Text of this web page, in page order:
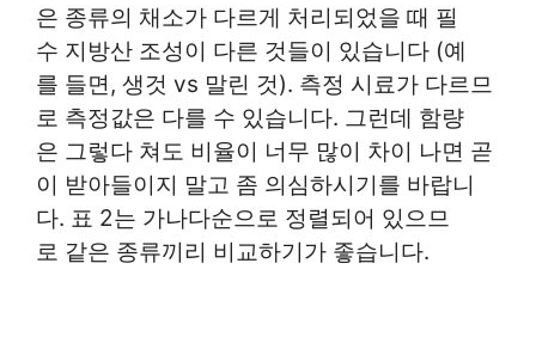
은 종류의 채소가 다르게 처리되었을 때 필
수 지방산 조성이 다른 것들이 있습니다 (예
를 들면, 생것 vs 말린 것). 측정 시료가 다르므
로 측정값은 다를 수 있습니다. 그런데 함량
은 그렇다 쳐도 비율이 너무 많이 차이 나면 곧
이 받아들이지 말고 좀 의심하시기를 바랍니
다. 표 2는 가나다순으로 정렬되어 있으므
로 같은 종류끼리 비교하기가 좋습니다.